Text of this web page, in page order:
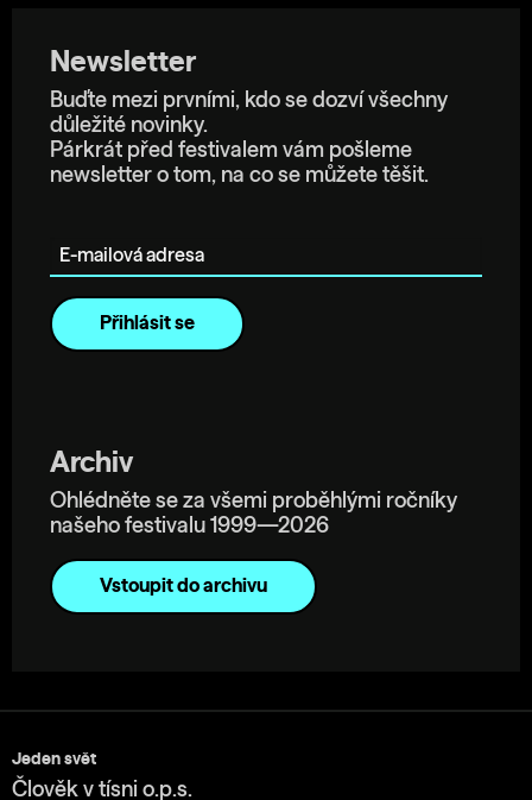
Newsletter
Buďte mezi prvními, kdo se dozví všechny
důležité novinky.
Párkrát před festivalem vám pošleme
newsletter o tom, na co se můžete těšit.
Archiv
Ohlédněte se za všemi proběhlými ročníky
našeho festivalu 1999—2026
Vstoupit do archivu
Jeden svět
Člověk v tísni o.p.s.